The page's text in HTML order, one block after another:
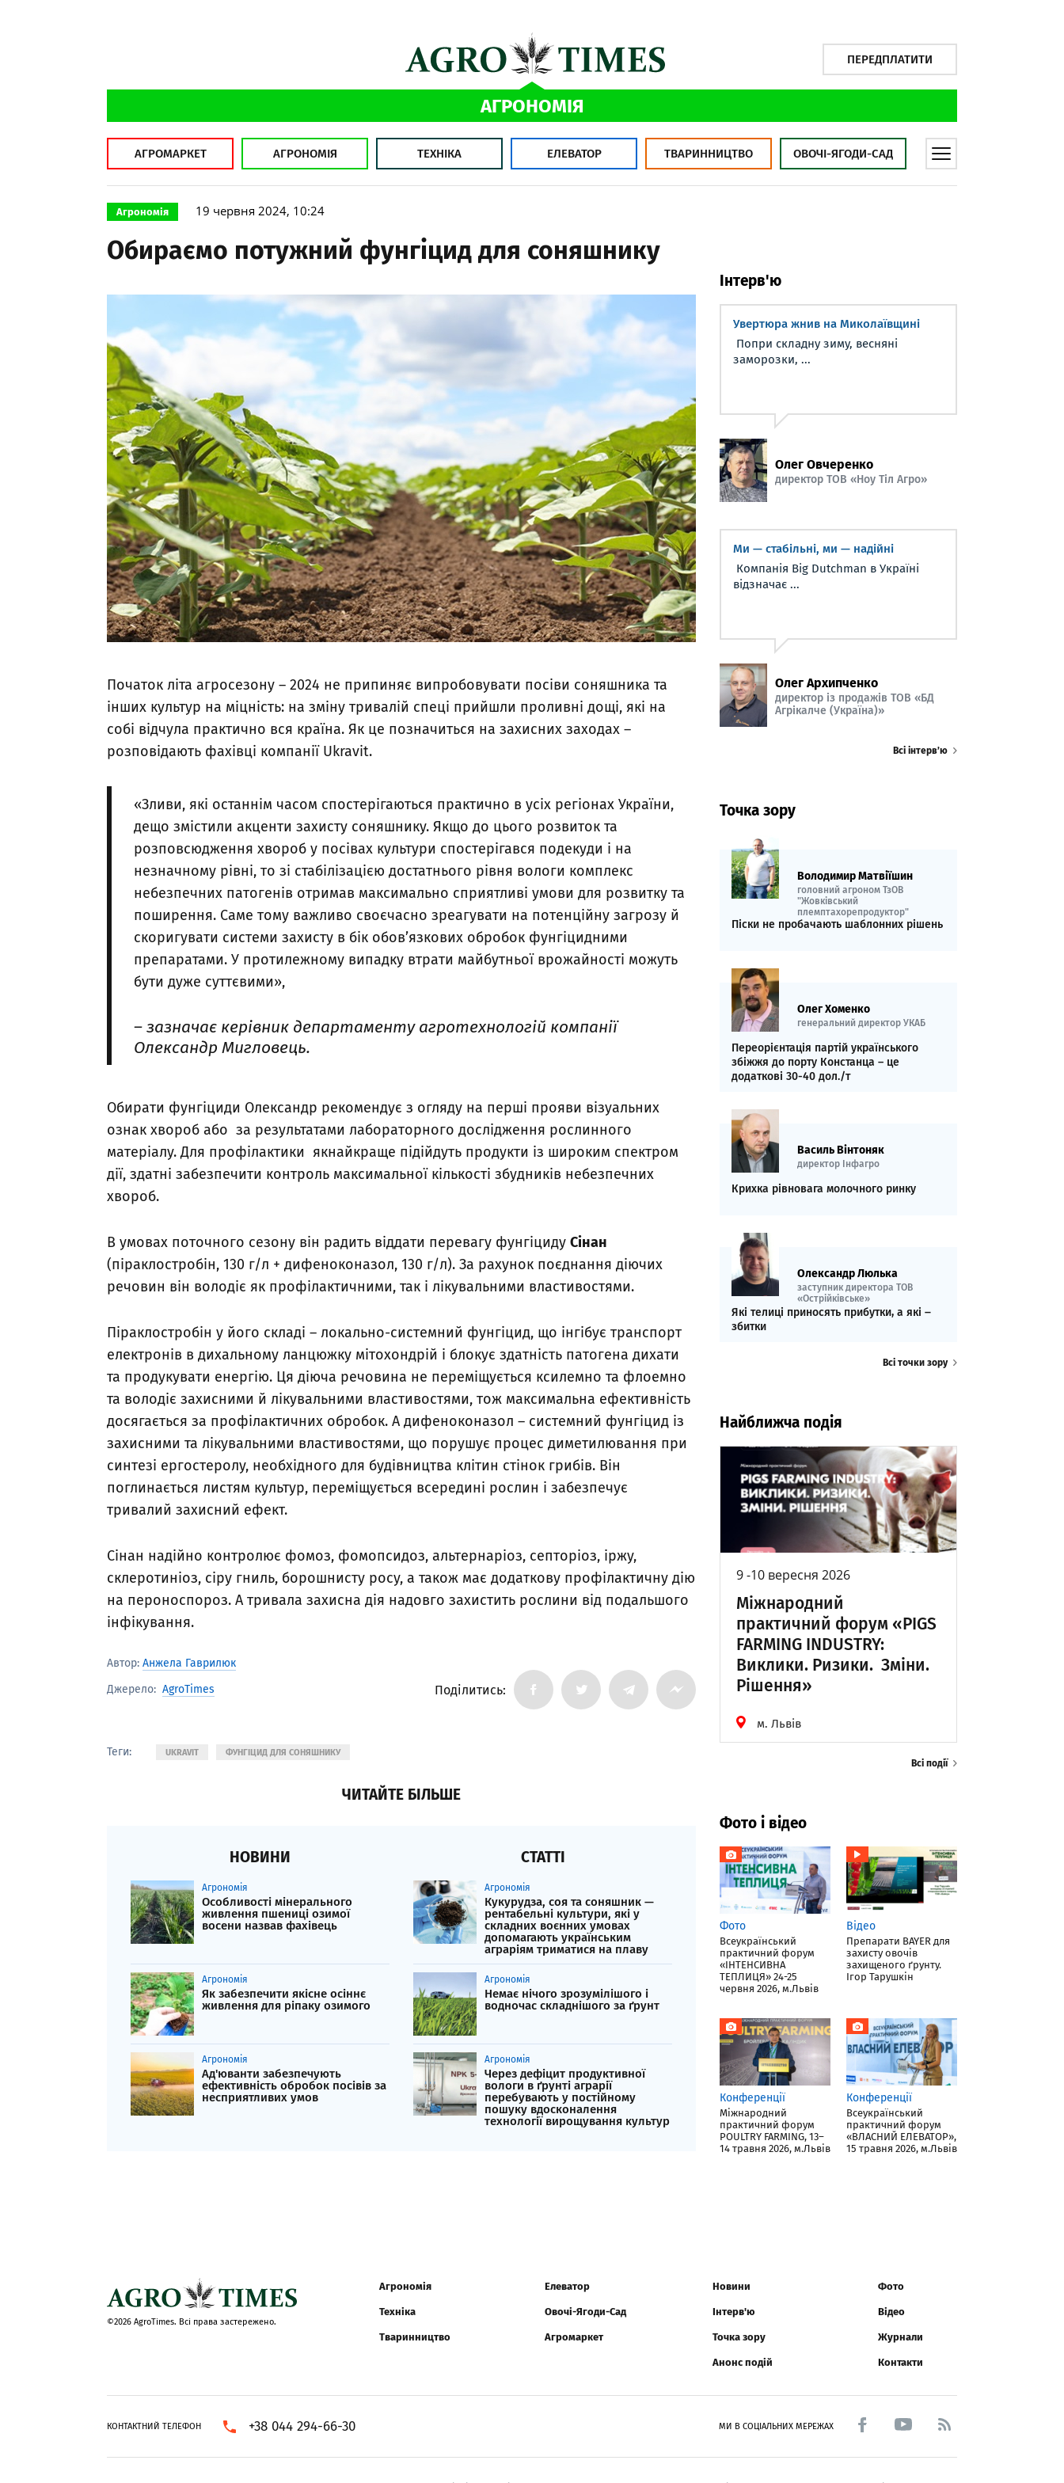
ПЕРЕДПЛАТИТИ
АГРОНОМІЯ
АГРОМАРКЕТ АГРОНОМІЯ ТЕХНІКА ЕЛЕВАТОР ТВАРИННИЦТВО ОВОЧІ-ЯГОДИ-САД
Агрономія 19 червня 2024, 10:24
Обираємо потужний фунгіцид для соняшнику
Початок літа агросезону – 2024 не припиняє випробовувати посіви соняшника та
інших культур на міцність: на зміну тривалій спеці прийшли проливні дощі, які на
собі відчула практично вся країна. Як це позначиться на захисних заходах –
розповідають фахівці компанії Ukravit.
«Зливи, які останнім часом спостерігаються практично в усіх регіонах України,
дещо змістили акценти захисту соняшнику. Якщо до цього розвиток та
розповсюдження хвороб у посівах культури спостерігався подекуди і на
незначному рівні, то зі стабілізацією достатнього рівня вологи комплекс
небезпечних патогенів отримав максимально сприятливі умови для розвитку та
поширення. Саме тому важливо своєчасно зреагувати на потенційну загрозу й
скоригувати системи захисту в бік обов’язкових обробок фунгіцидними
препаратами. У протилежному випадку втрати майбутньої врожайності можуть
бути дуже суттєвими»,
– зазначає керівник департаменту агротехнологій компанії
Олександр Мигловець.
Обирати фунгіциди Олександр рекомендує з огляду на перші прояви візуальних
ознак хвороб або за результатами лабораторного дослідження рослинного
матеріалу. Для профілактики якнайкраще підійдуть продукти із широким спектром
дії, здатні забезпечити контроль максимальної кількості збудників небезпечних
хвороб.
В умовах поточного сезону він радить віддати перевагу фунгіциду Сінан
(піраклостробін, 130 г/л + дифеноконазол, 130 г/л). За рахунок поєднання діючих
речовин він володіє як профілактичними, так і лікувальними властивостями.
Піраклостробін у його складі – локально-системний фунгіцид, що інгібує транспорт
електронів в дихальному ланцюжку мітохондрій і блокує здатність патогена дихати
та продукувати енергію. Ця діюча речовина не переміщується ксилемно та флоемно
та володіє захисними й лікувальними властивостями, тож максимальна ефективність
досягається за профілактичних обробок. А дифеноконазол – системний фунгіцид із
захисними та лікувальними властивостями, що порушує процес диметилювання при
синтезі ергостеролу, необхідного для будівництва клітин стінок грибів. Він
поглинається листям культур, переміщується всередині рослин і забезпечує
тривалий захисний ефект.
Сінан надійно контролює фомоз, фомопсидоз, альтернаріоз, септоріоз, іржу,
склеротиніоз, сіру гниль, борошнисту росу, а також має додаткову профілактичну дію
на пероноспороз. А тривала захисна дія надовго захистить рослини від подальшого
інфікування.
Автор: Анжела Гаврилюк
Джерело: AgroTimes Поділитись:
Теги: UKRAVIT ФУНГІЦИД ДЛЯ СОНЯШНИКУ
ЧИТАЙТЕ БІЛЬШЕ
НОВИНИ
Агрономія
Особливості мінерального
живлення пшениці озимої
восени назвав фахівець
Агрономія
Як забезпечити якісне осіннє
живлення для ріпаку озимого
Агрономія
Ад'юванти забезпечують
ефективність обробок посівів за
несприятливих умов
СТАТТІ
Агрономія
Кукурудза, соя та соняшник —
рентабельні культури, які у
складних воєнних умовах
допомагають українським
аграріям триматися на плаву
Агрономія
Немає нічого зрозумілішого і
водночас складнішого за ґрунт
Агрономія
Через дефіцит продуктивної
вологи в ґрунті аграрії
перебувають у постійному
пошуку вдосконалення
технології вирощування культур
Інтерв'ю
Увертюра жнив на Миколаївщині
Попри складну зиму, весняні
заморозки, ...
Олег Овчеренко
директор ТОВ «Ноу Тіл Агро»
Ми — стабільні, ми — надійні
Компанія Big Dutchman в Україні
відзначає ...
Олег Архипченко
директор із продажів ТОВ «БД
Агрікалче (Україна)»
Всі інтерв’ю
Точка зору
Володимир Матвіїшин
головний агроном ТзОВ
"Жовківський
племптахорепродуктор"
Піски не пробачають шаблонних рішень
Олег Хоменко
генеральний директор УКАБ
Переорієнтація партій українського
збіжжя до порту Констанца – це
додаткові 30-40 дол./т
Василь Вінтоняк
директор Інфагро
Крихка рівновага молочного ринку
Олександр Люлька
заступник директора ТОВ
«Острійківське»
Які телиці приносять прибутки, а які ‒
збитки
Всі точки зору
Найближча подія
9 -10 вересня 2026
Міжнародний
практичний форум «PIGS
FARMING INDUSTRY:
Виклики. Ризики. Зміни.
Рішення»
м. Львів
Всі події
Фото і відео
Фото
Всеукраїнський
практичний форум
«ІНТЕНСИВНА
ТЕПЛИЦЯ» 24-25
червня 2026, м.Львів
Відео
Препарати BAYER для
захисту овочів
захищеного ґрунту.
Ігор Тарушкін
Конференції
Міжнародний
практичний форум
POULTRY FARMING, 13–
14 травня 2026, м.Львів
Конференції
Всеукраїнський
практичний форум
«ВЛАСНИЙ ЕЛЕВАТОР»,
15 травня 2026, м.Львів
©2026 AgroTimes. Всі права застережено.
Агрономія
Техніка
Тваринництво
Елеватор
Овочі-Ягоди-Сад
Агромаркет
Новини
Інтерв'ю
Точка зору
Анонс подій
Фото
Відео
Журнали
Контакти
КОНТАКТНИЙ ТЕЛЕФОН +38 044 294-66-30 МИ В СОЦІАЛЬНИХ МЕРЕЖАХ